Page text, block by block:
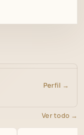
Perfil →
Ver todo →